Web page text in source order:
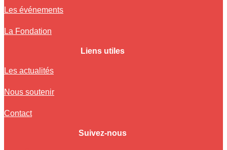
Les événements
La Fondation
Liens utiles
Les actualités
Nous soutenir
Contact
Suivez-nous